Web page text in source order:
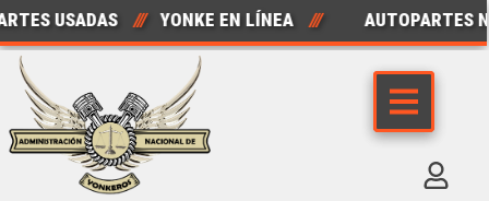
Saltar
al
contenido
USADAS /// YONKE EN LÍNEA /// AUTOPARTES